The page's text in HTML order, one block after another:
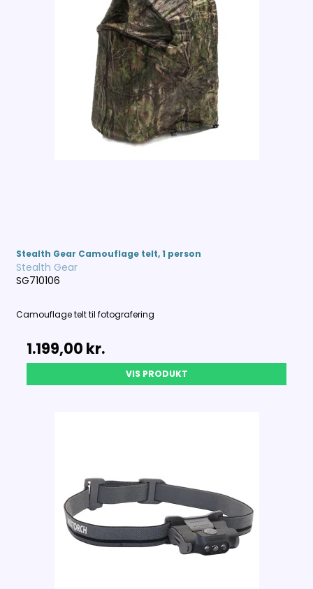
Stealth Gear Camouflage telt, 1 person
Stealth Gear
SG710106
Camouflage telt til fotografering
1.199,00 kr.
VIS PRODUKT